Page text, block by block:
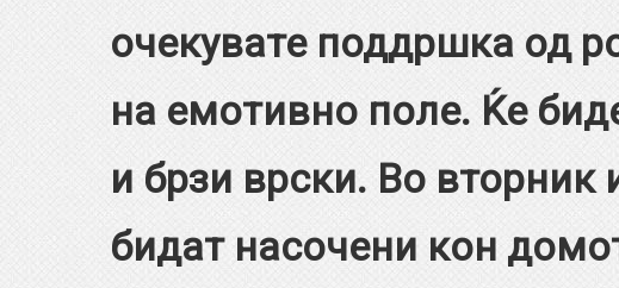
очекувате поддршка од
на емотивно поле. Ќе
и брзи врски. Во вторник
бидат насочени кон